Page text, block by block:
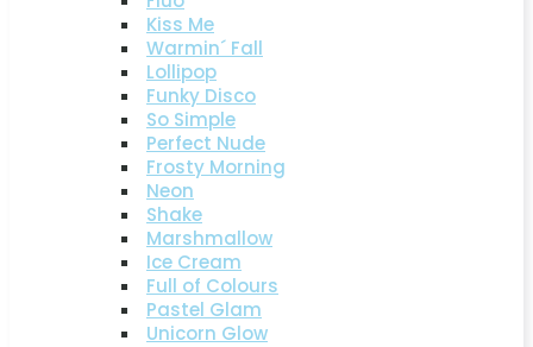
Kiss Me
Warmin´ Fall
Lollipop
Funky Disco
So Simple
Perfect Nude
Frosty Morning
Neon
Shake
Marshmallow
Ice Cream
Full of Colours
Pastel Glam
Unicorn Glow